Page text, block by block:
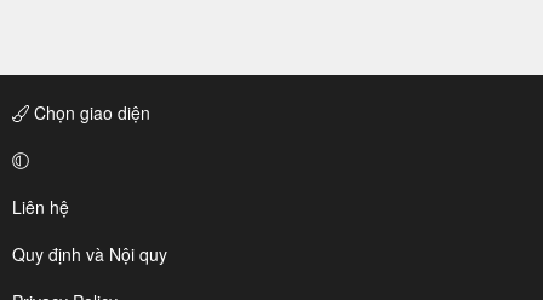
Chọn giao diện
Liên hệ
Quy định và Nội quy